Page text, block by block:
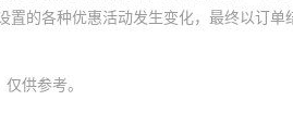
的各种优惠活动发生变化，最终以订单
供参考。